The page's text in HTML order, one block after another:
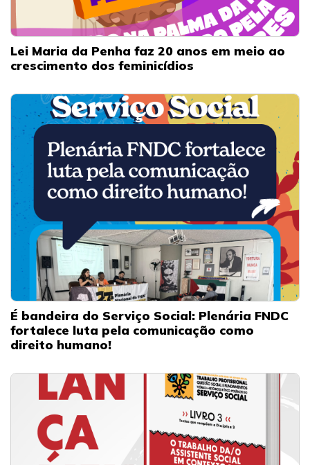
Lei Maria da Penha faz 20 anos em meio ao
crescimento dos feminicídios
É bandeira do Serviço Social: Plenária FNDC
fortalece luta pela comunicação como
direito humano!